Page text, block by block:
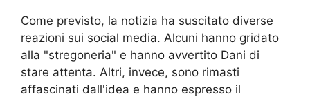
Come previsto, la notizia ha suscitato diverse
reazioni sui social media. Alcuni hanno gridato
alla "stregoneria" e hanno avvertito Dani di
stare attenta. Altri, invece, sono rimasti
affascinati dall'idea e hanno espresso il